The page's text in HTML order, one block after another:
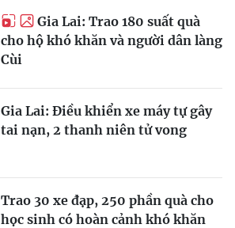
Gia Lai: Trao 180 suất quà
cho hộ khó khăn và người dân làng
Cùi
Gia Lai: Điều khiển xe máy tự gây
tai nạn, 2 thanh niên tử vong
Trao 30 xe đạp, 250 phần quà cho
học sinh có hoàn cảnh khó khăn